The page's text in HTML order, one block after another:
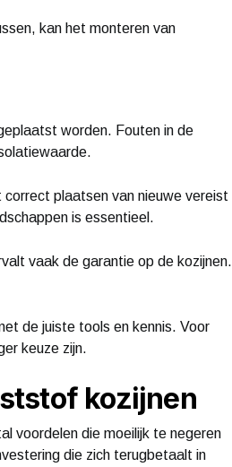
kan het monteren van
worden. Fouten in de
correct plaatsen van nieuwe vereist
is essentieel.
vaak de garantie op de kozijnen.
de juiste tools en kennis. Voor
keuze zijn.
kozijnen
voordelen die moeilijk te negeren
die zich terugbetaalt in